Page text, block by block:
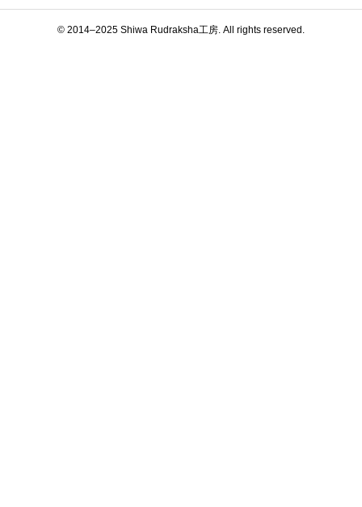
© 2014–2025 Shiwa Rudraksha工房. All rights reserved.